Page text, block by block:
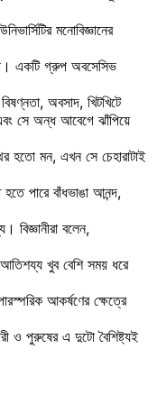
মনোবিজ্ঞানের
একটি গ্রুপ অবসেসিভ
অবসাদ, খিটখিটে
সে অন্ধ আবেগে ঝাঁপিয়ে
হতো মন, এখন সে চেহারাটাই
পারে বাঁধভাঙা আনন্দ,
বলেন,
খুব বেশি সময় ধরে
আকর্ষণের ক্ষেত্রে
ও পুরুষের এ দুটো বৈশিষ্ট্যই